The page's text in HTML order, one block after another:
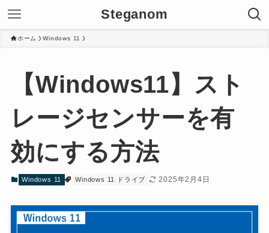
Steganom
ホーム Windows 11
【Windows11】スト
レージセンサーを有
効にする方法
Windows 11 Windows 11 ドライブ 2025年2月4日